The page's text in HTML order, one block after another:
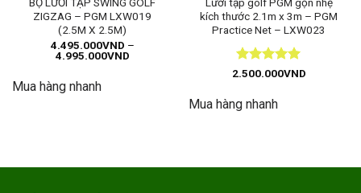
BỘ LƯỚI TẬP SWING GOLF
ZIGZAG – PGM LXW019
(2.5M X 2.5M)
4.495.000VND –
4.995.000VNDKhoảng
4.995.000VND
Mua hàng nhanh
Lưới tập golf PGM gọn nhẹ
kích thước 2.1m x 3m – PGM
Practice Net – LXW023
Được xếp
sao
2.500.000VND
Mua hàng nhanh